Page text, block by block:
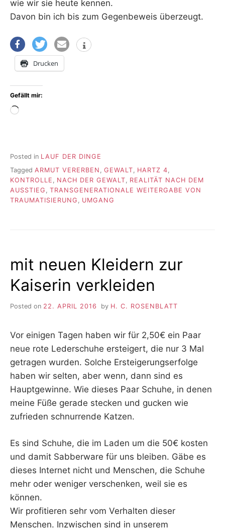
wie wir sie heute kennen.
Davon bin ich bis zum Gegenbeweis überzeugt.
Drucken
Gefällt mir:
Wird
Posted in LAUF DER DINGE
Tagged ARMUT VERERBEN GEWALT HARTZ 4
KONTROLLE
NACH DER GEWALT
REALITÄT NACH DEM
AUSSTIEG
TRANSGENERATIONALE WEITERGABE VON
TRAUMATISIERUNG
UMGANG
mit neuen Kleidern zur
Kaiserin verkleiden
Posted on 22. APRIL 2016 by H. C. ROSENBLATT
Vor einigen Tagen haben wir für 2,50€ ein Paar
neue rote Lederschuhe ersteigert, die nur 3 Mal
getragen wurden. Solche Ersteigerungserfolge
haben wir selten, aber wenn, dann sind es
Hauptgewinne. Wie dieses Paar Schuhe, in denen
meine Füße gerade stecken und gucken wie
zufrieden schnurrende Katzen.
Es sind Schuhe, die im Laden um die 50€ kosten
und damit Sabberware für uns bleiben. Gäbe es
dieses Internet nicht und Menschen, die Schuhe
mehr oder weniger verschenken, weil sie es
können.
Wir profitieren sehr vom Verhalten dieser
Menschen. Inzwischen sind in unserem